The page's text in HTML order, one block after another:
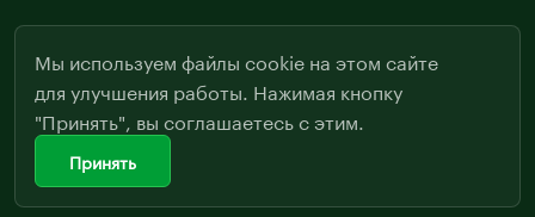
Мы используем файлы cookie на этом сайте
для улучшения работы. Нажимая кнопку
"Принять", вы соглашаетесь с этим.
Принять